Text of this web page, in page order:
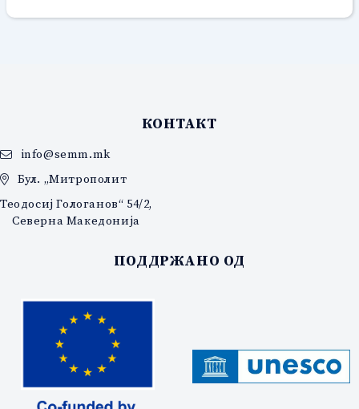
КОНТАКТ
info@semm.mk
Бул. „Митрополит
Теодосиј Гологанов“ 54/2,
Северна Македонија
ПОДДРЖАНО ОД